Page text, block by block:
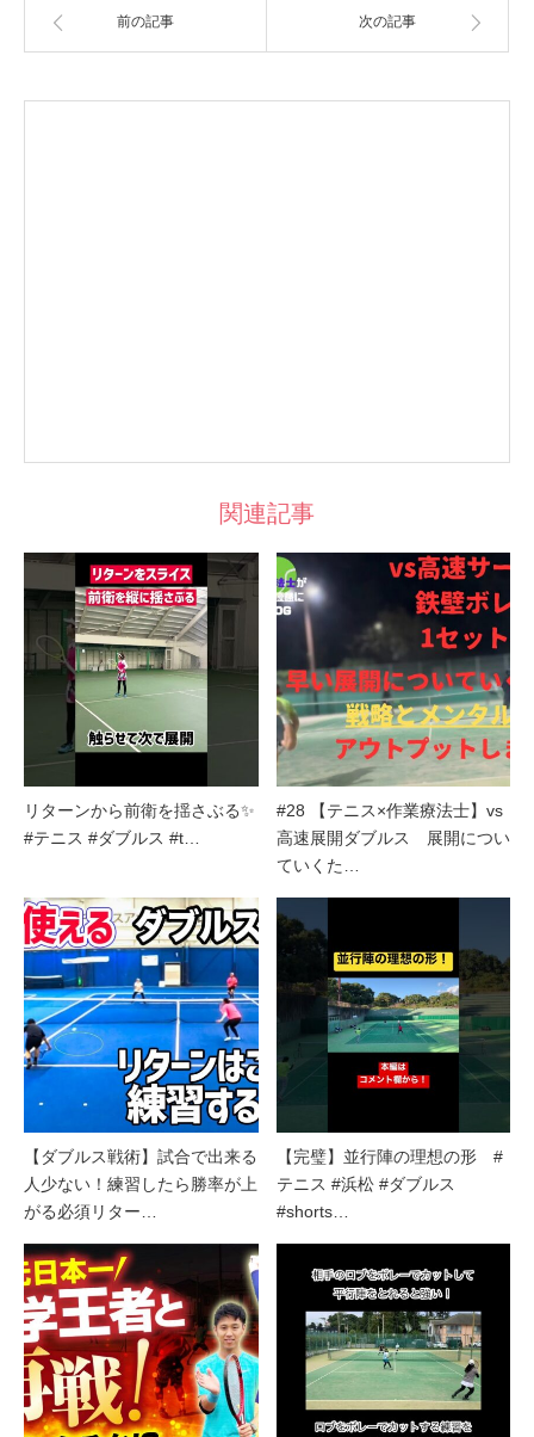
前の記事 次の記事
関連記事
リターンから前衛を揺さぶる✨
#テニス #ダブルス #t…
#28 【テニス×作業療法士】vs
高速展開ダブルス 展開につい
ていくた…
【ダブルス戦術】試合で出来る
人少ない！練習したら勝率が上
がる必須リター…
【完璧】並行陣の理想の形 #
テニス #浜松 #ダブルス
#shorts…